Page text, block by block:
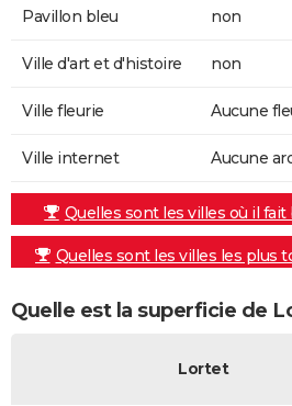
Pavillon bleu non
Ville d'art et d'histoire non
Ville fleurie Aucune
Ville internet Aucune
Quelles sont les villes où il fait
Quelles sont les villes les plus
Quelle est la superficie de
Lortet